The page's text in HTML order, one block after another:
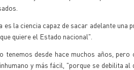
la ciencia capaz de sacar adelante una
quiere el Estado nacional".
desde hace muchos años, pero
y más fácil, "porque se debilita al